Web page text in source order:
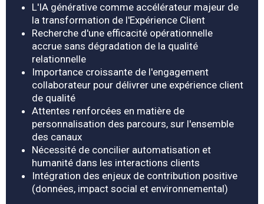
L'IA générative comme accélérateur majeur de
la transformation de l'Expérience Client
Recherche d'une efficacité opérationnelle
accrue sans dégradation de la qualité
relationnelle
Importance croissante de l'engagement
collaborateur pour délivrer une expérience client
de qualité
Attentes renforcées en matière de
personnalisation des parcours, sur l'ensemble
des canaux
Nécessité de concilier automatisation et
humanité dans les interactions clients
Intégration des enjeux de contribution positive
(données, impact social et environnemental)